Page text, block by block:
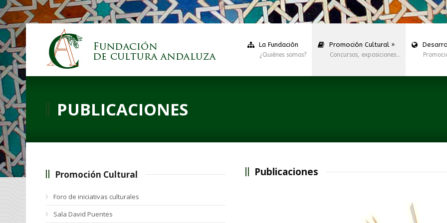
La Fundación
¿Quiénes somos?
Promoción Cultural»
Concursos, exposiciones…
PUBLICACIONES
Publicaciones
Promoción Cultural
Foro de iniciativas culturales
Sala David Puentes